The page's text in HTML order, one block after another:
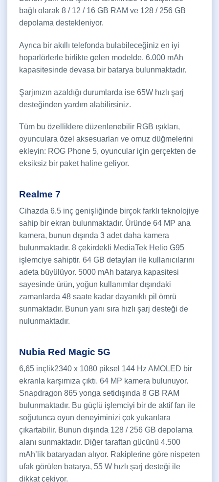
bağlı olarak 8 / 12 / 16 GB RAM ve 128 / 256 GB
depolama destekleniyor.
Ayrıca bir akıllı telefonda bulabileceğiniz en iyi
hoparlörlerle birlikte gelen modelde, 6.000 mAh
kapasitesinde devasa bir batarya bulunmaktadır.
Şarjınızın azaldığı durumlarda ise 65W hızlı şarj
desteğinden yardım alabilirsiniz.
Tüm bu özelliklere düzenlenebilir RGB ışıkları,
oyunculara özel aksesuarları ve omuz düğmelerini
ekleyin: ROG Phone 5, oyuncular için gerçekten de
eksiksiz bir paket haline geliyor.
Realme 7
Cihazda 6.5 inç genişliğinde birçok farklı teknolojiye
sahip bir ekran bulunmaktadır. Üründe 64 MP ana
kamera, bunun dışında 3 adet daha kamera
bulunmaktadır. 8 çekirdekli MediaTek Helio G95
işlemciye sahiptir. 64 GB detayları ile kullanıcılarını
adeta büyülüyor. 5000 mAh batarya kapasitesi
sayesinde ürün, yoğun kullanımlar dışındaki
zamanlarda 48 saate kadar dayanıklı pil ömrü
sunmaktadır. Bunun yanı sıra hızlı şarj desteği de
nulunmaktadır.
Nubia Red Magic 5G
6,65 inçlik2340 x 1080 piksel 144 Hz AMOLED bir
ekranla karşımıza çıktı. 64 MP kamera bulunuyor.
Snapdragon 865 yonga setidışında 8 GB RAM
bulunmaktadır. Bu güçlü işlemciyi bir de aktif fan ile
soğutunca oyun deneyiminizi çok yukarılara
çıkartabilir. Bunun dışında 128 / 256 GB depolama
alanı sunmaktadır. Diğer taraftan gücünü 4.500
mAh’lik bataryadan alıyor. Rakiplerine göre nispeten
ufak görülen batarya, 55 W hızlı şarj desteği ile
dikkat çekiyor.